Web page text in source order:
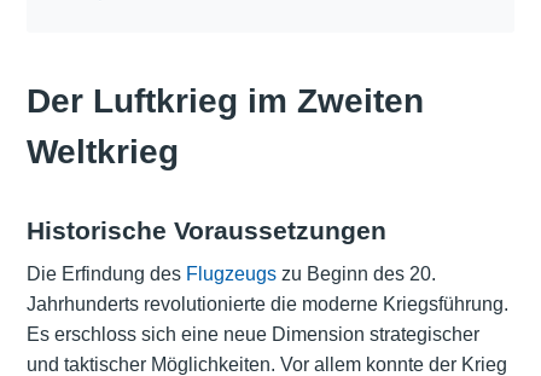
Der Luftkrieg im Zweiten
Weltkrieg
Historische Voraussetzungen
Die Erfindung des Flugzeugszu Beginn des 20.
Jahrhunderts revolutionierte die moderne Kriegsführung.
Es erschloss sich eine neue Dimension strategischer
und taktischer Möglichkeiten. Vor allem konnte der Krieg